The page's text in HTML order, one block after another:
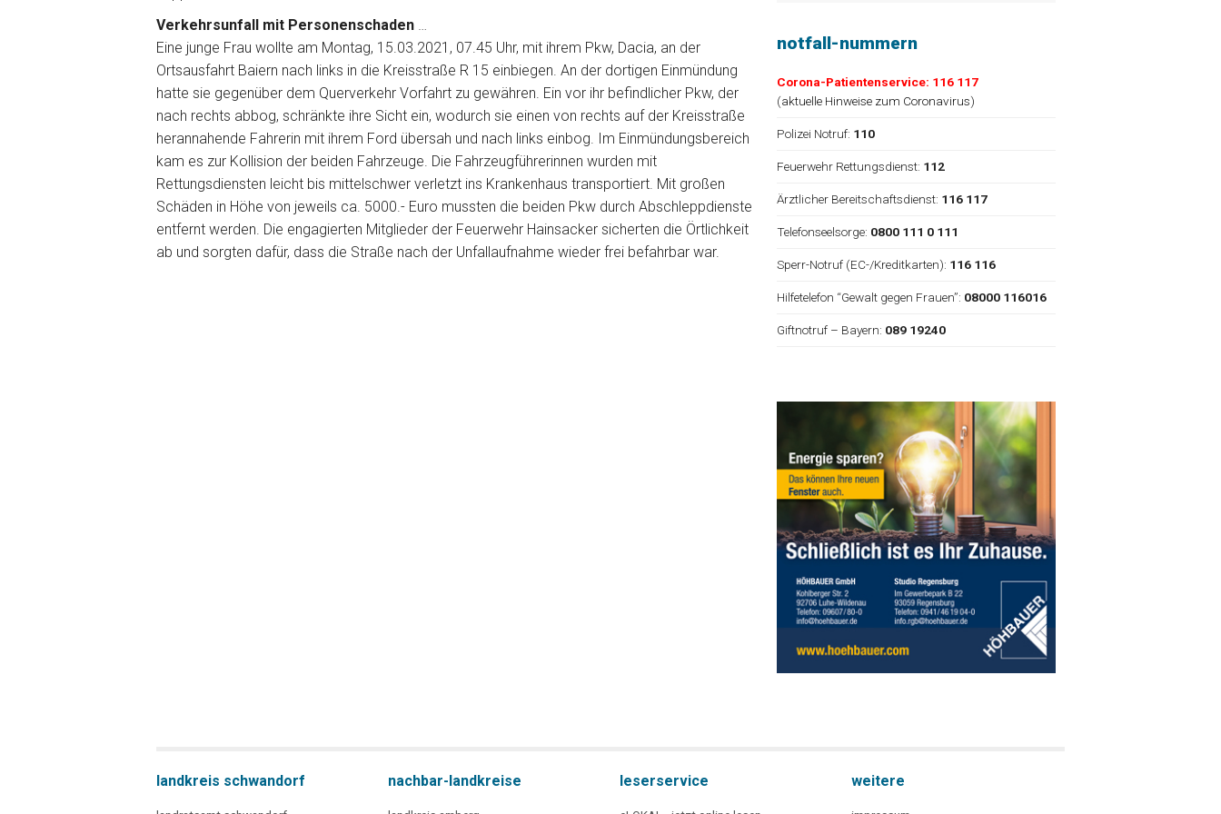
Verkehrsunfall mit Personenschaden …
Eine junge Frau wollte am Montag, 15.03.2021, 07.45 Uhr, mit ihrem Pkw, Dacia, an der
Ortsausfahrt Baiern nach links in die Kreisstraße R 15 einbiegen. An der dortigen Einmündung
hatte sie gegenüber dem Querverkehr Vorfahrt zu gewähren. Ein vor ihr befindlicher Pkw, der
nach rechts abbog, schränkte ihre Sicht ein, wodurch sie einen von rechts auf der Kreisstraße
herannahende Fahrerin mit ihrem Ford übersah und nach links einbog. Im Einmündungsbereich
kam es zur Kollision der beiden Fahrzeuge. Die Fahrzeugführerinnen wurden mit
Rettungsdiensten leicht bis mittelschwer verletzt ins Krankenhaus transportiert. Mit großen
Schäden in Höhe von jeweils ca. 5000.- Euro mussten die beiden Pkw durch Abschleppdienste
entfernt werden. Die engagierten Mitglieder der Feuerwehr Hainsacker sicherten die Örtlichkeit
ab und sorgten dafür, dass die Straße nach der Unfallaufnahme wieder frei befahrbar war.
notfall-nummern
Corona-Patientenservice: 116 117
(aktuelle Hinweise zum Coronavirus)
Polizei Notruf: 110
Feuerwehr Rettungsdienst: 112
Ärztlicher Bereitschaftsdienst: 116 117
Telefonseelsorge: 0800 111 0 111
Sperr-Notruf (EC-/Kreditkarten): 116 116
Hilfetelefon “Gewalt gegen Frauen”: 08000 116016
Giftnotruf – Bayern: 089 19240
landkreis schwandorf nachbar-landkreise leserservice weitere